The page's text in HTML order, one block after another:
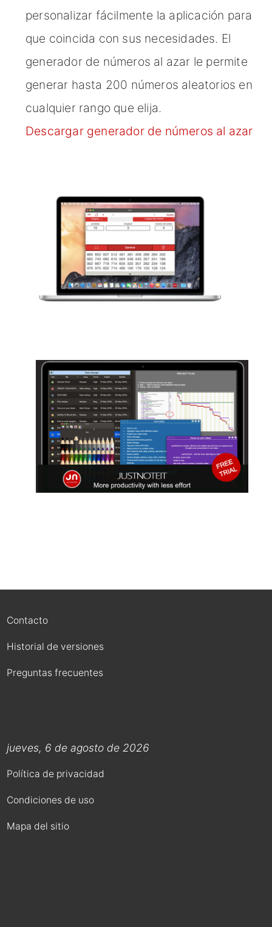
personalizar fácilmente la aplicación para
que coincida con sus necesidades. El
generador de números al azar le permite
generar hasta 200 números aleatorios en
cualquier rango que elija.
Descargar generador de números al azar
Contacto
Historial de versiones
Preguntas frecuentes
jueves, 6 de agosto de 2026
Política de privacidad
Condiciones de uso
Mapa del sitio